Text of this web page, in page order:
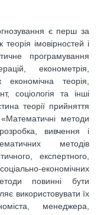
є перш за
імовірностей і
програмування
економетрія,
теорія,
соціологія та інші
теорії прийняття
методи
вивчення і
методів
експертного,
економічних
повинні бути
використовувати їх
менеджера,